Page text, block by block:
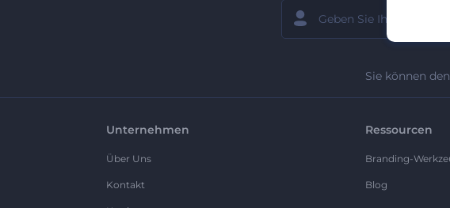
Sie können
Unternehmen
Über Uns
Kontakt
Ressourcen
Branding-
Blog